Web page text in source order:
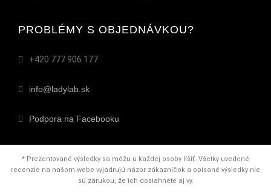
PROBLÉMY S OBJEDNÁVKOU?
+420 777 906 177
info@ladylab.sk
Podpora na Facebooku
* Prezentované výsledky sa môžu u každej osoby líšiť. Všetky uvedené
recenzie na našom webe vyjadrujú názor zákazníčok a opísané výsledky nie
sú zárukou, že ich dosiahnete aj vy.